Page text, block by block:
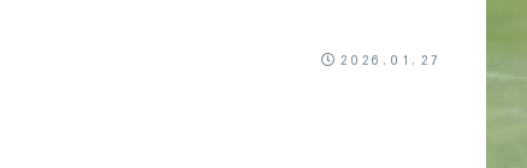
2026.01.27